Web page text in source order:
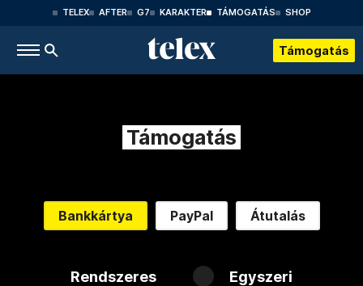
TELEX AFTER G7 KARAKTER TÁMOGATÁS SHOP
Támogatás
Támogatás
Bankkártya PayPal Átutalás
Rendszeres Egyszeri